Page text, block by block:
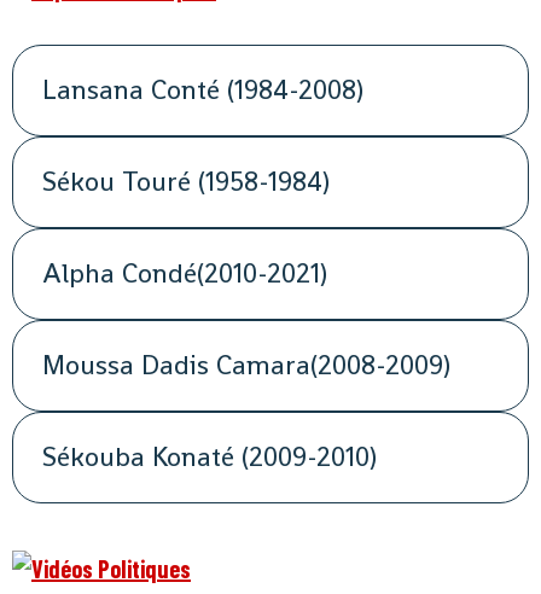
Lansana Conté (1984-2008)
Sékou Touré (1958-1984)
Alpha Condé(2010-2021)
Moussa Dadis Camara(2008-2009)
Sékouba Konaté (2009-2010)